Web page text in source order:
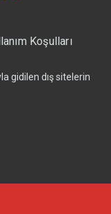
Koşulları
gidilen dış sitelerin